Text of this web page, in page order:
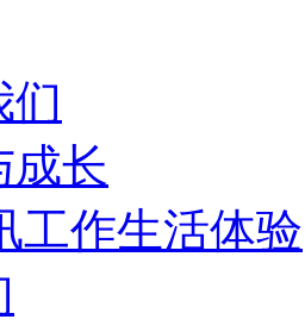
们
成长
工作生活体验